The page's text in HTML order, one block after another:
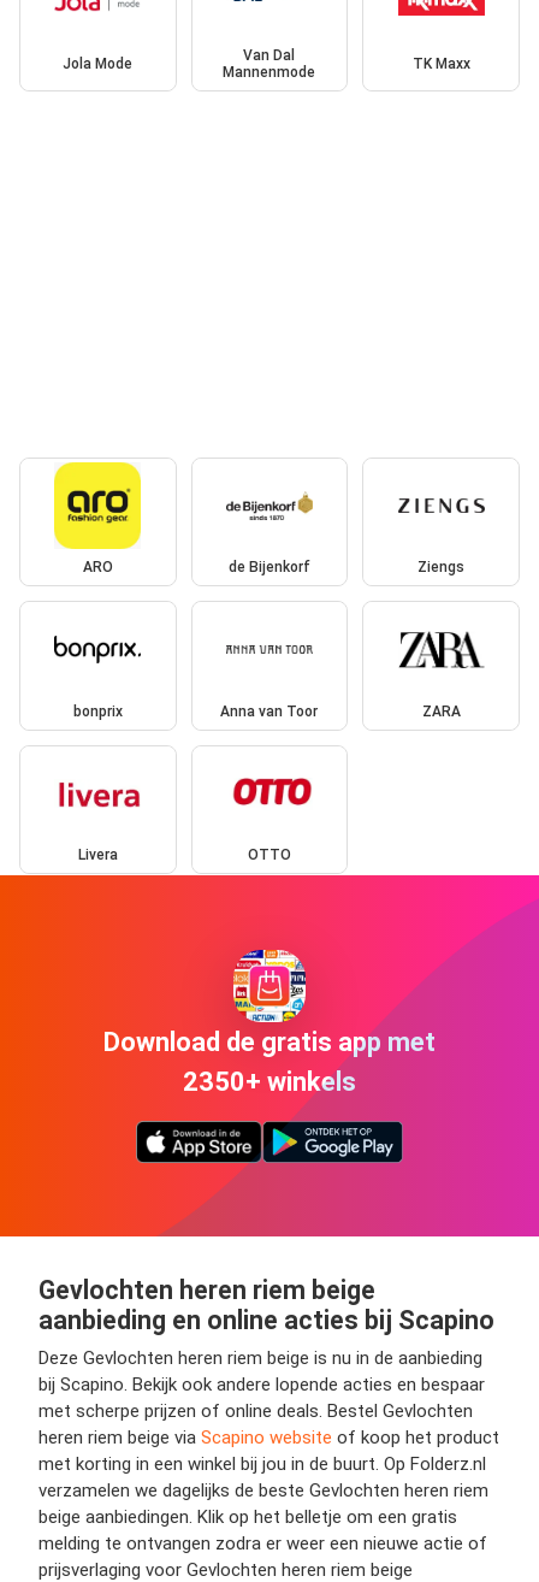
Jola Mode
Van Dal
Mannenmode
TK Maxx
ARO de Bijenkorf Ziengs
bonprix Anna van Toor ZARA
Livera OTTO
Download de gratis app met
2350+ winkels
Gevlochten heren riem beige
aanbieding en online acties bij Scapino
Deze Gevlochten heren riem beige is nu in de aanbieding
bij Scapino. Bekijk ook andere lopende acties en bespaar
met scherpe prijzen of online deals. Bestel Gevlochten
heren riem beige via Scapino website of koop het product
met korting in een winkel bij jou in de buurt. Op Folderz.nl
verzamelen we dagelijks de beste Gevlochten heren riem
beige aanbiedingen. Klik op het belletje om een gratis
melding te ontvangen zodra er weer een nieuwe actie of
prijsverlaging voor Gevlochten heren riem beige